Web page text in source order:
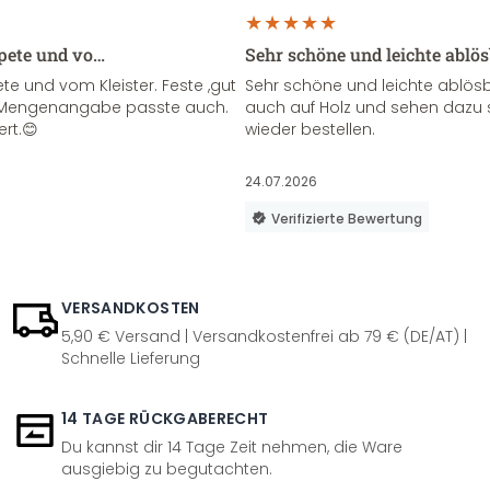
und vo…
und vom Kleister. Feste ,gut
passte auch.
Sehr schöne und leichte
Sehr schöne und leichte
auch auf Holz und sehen
wieder bestellen.
24.07.2026
Verifizierte Bewertung
VERSANDKOSTEN
5,90 € Versand | Versandkostenfrei ab 79 € (DE/AT) |
Schnelle Lieferung
14 TAGE RÜCKGABERECHT
Du kannst dir 14 Tage Zeit nehmen, die Ware
ausgiebig zu begutachten.